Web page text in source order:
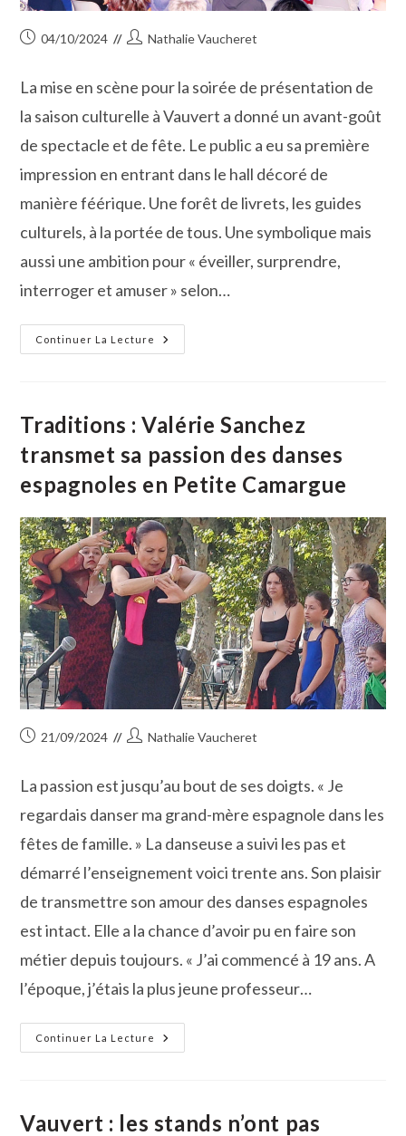
Publication
04/10/2024
Auteur/autrice
publication :
Nathalie Vaucheret
La mise en scène pour la soirée de présentation de
la saison culturelle à Vauvert a donné un avant-goût
de spectacle et de fête. Le public a eu sa première
impression en entrant dans le hall décoré de
manière féérique. Une forêt de livrets, les guides
culturels, à la portée de tous. Une symbolique mais
aussi une ambition pour « éveiller, surprendre,
interroger et amuser » selon…
Continuer La Lecture
Culture :
La
Par
Une
Olympienne
Traditions : Valérie Sanchez
transmet sa passion des danses
espagnoles en Petite Camargue
Publication
21/09/2024
Auteur/autrice
publication :
Nathalie Vaucheret
La passion est jusqu’au bout de ses doigts. « Je
regardais danser ma grand-mère espagnole dans les
fêtes de famille. » La danseuse a suivi les pas et
démarré l’enseignement voici trente ans. Son plaisir
de transmettre son amour des danses espagnoles
est intact. Elle a la chance d’avoir pu en faire son
métier depuis toujours. « J’ai commencé à 19 ans. A
l’époque, j’étais la plus jeune professeur…
Continuer La Lecture
Traditions :
Valérie
Des
Danses
Vauvert : les stands n’ont pas